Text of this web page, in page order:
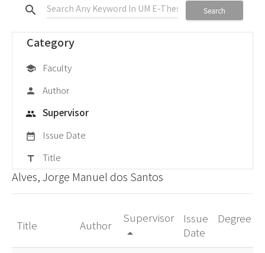
search Search
Category
school Faculty
person Author
group Supervisor
date_range Issue Date
title Title
Alves, Jorge Manuel dos Santos
Title Author
Supervisor
arrow_drop_up
Issue
Date
Degree